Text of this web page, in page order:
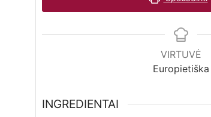
VIRTUVĖ
Europietiška
INGREDIENTAI